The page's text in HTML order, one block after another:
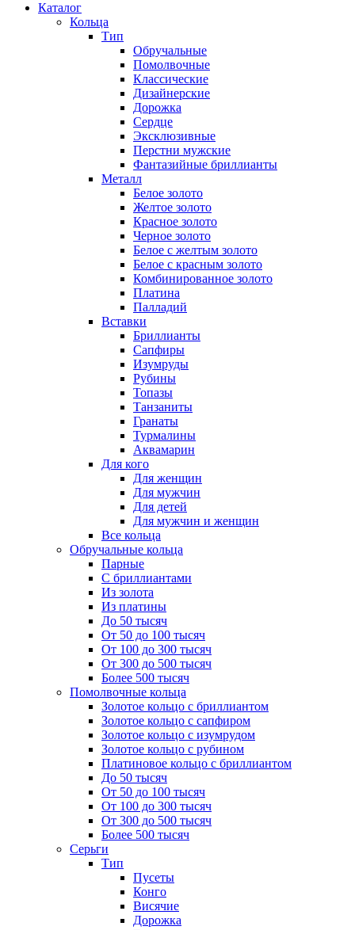
Каталог
Кольца
Тип
Обручальные
Помолвочные
Классические
Дизайнерские
Дорожка
Сердце
Эксклюзивные
Перстни мужские
Фантазийные бриллианты
Металл
Белое золото
Желтое золото
Красное золото
Черное золото
Белое с желтым золото
Белое с красным золото
Комбинированное золото
Платина
Палладий
Вставки
Бриллианты
Сапфиры
Изумруды
Рубины
Топазы
Танзаниты
Гранаты
Турмалины
Аквамарин
Для кого
Для женщин
Для мужчин
Для детей
Для мужчин и женщин
Все кольца
Обручальные кольца
Парные
С бриллиантами
Из золота
Из платины
До 50 тысяч
От 50 до 100 тысяч
От 100 до 300 тысяч
От 300 до 500 тысяч
Более 500 тысяч
Помолвочные кольца
Золотое кольцо с бриллиантом
Золотое кольцо с сапфиром
Золотое кольцо с изумрудом
Золотое кольцо с рубином
Платиновое кольцо с бриллиантом
До 50 тысяч
От 50 до 100 тысяч
От 100 до 300 тысяч
От 300 до 500 тысяч
Более 500 тысяч
Серьги
Тип
Пусеты
Конго
Висячие
Дорожка